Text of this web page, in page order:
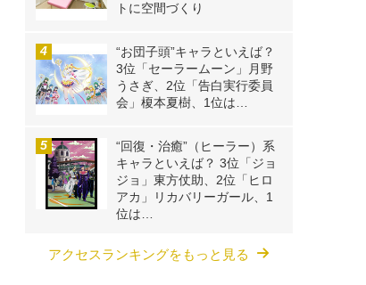
トに空間づくり
“お団子頭”キャラといえば？
3位「セーラームーン」月野
うさぎ、2位「告白実行委員
会」榎本夏樹、1位は…
“回復・治癒”（ヒーラー）系
キャラといえば？ 3位「ジョ
ジョ」東方仗助、2位「ヒロ
アカ」リカバリーガール、1
位は…
アクセスランキングをもっと見る